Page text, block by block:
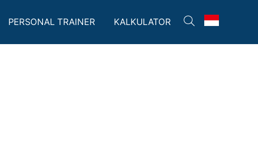
PERSONAL TRAINER KALKULATOR07:00 - 22:00 Tutup